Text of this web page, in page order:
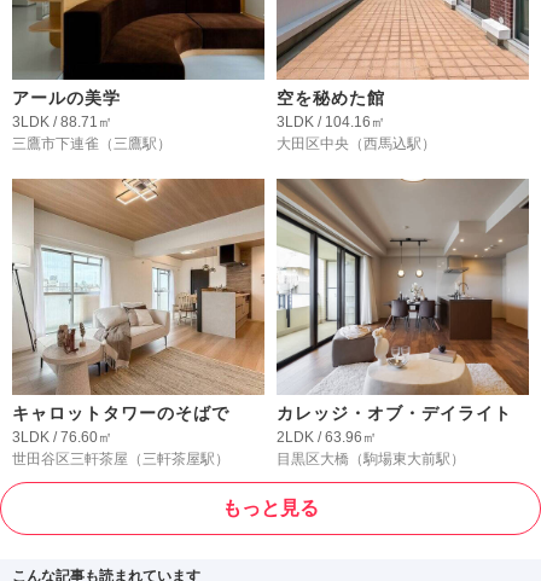
アールの美学
3LDK / 88.71㎡
三鷹市下連雀 （三鷹駅）
空を秘めた館
3LDK / 104.16㎡
大田区中央 （西馬込駅）
キャロットタワーのそばで
3LDK / 76.60㎡
世田谷区三軒茶屋 （三軒茶屋駅）
カレッジ・オブ・デイライト
2LDK / 63.96㎡
目黒区大橋 （駒場東大前駅）
もっと見る
こんな記事も読まれています